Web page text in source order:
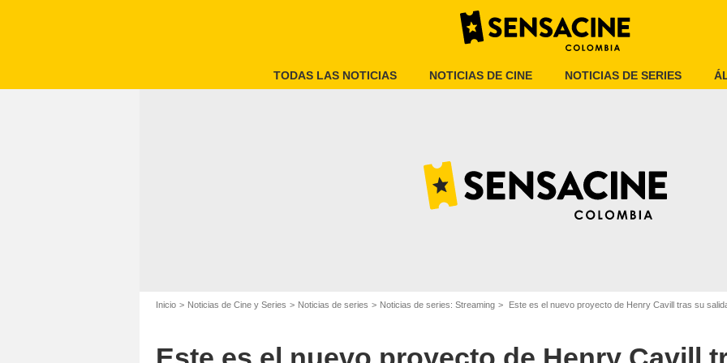
TODAS LAS NOTICIAS NOTICIAS DE CINE NOTICIAS DE SERIES
Inicio Noticias de Cine y Series Noticias de series Noticias de series: Streaming Este es el nuevo proyecto de Henry Cavill tras su